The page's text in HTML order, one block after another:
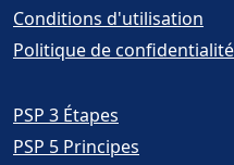
Conditions d'utilisation
Politique de confidentialité
3 Premiers Secours
Étapes
5 Principes